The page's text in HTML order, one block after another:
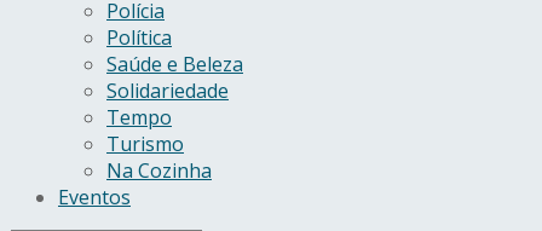
Polícia
Política
Saúde e Beleza
Solidariedade
Tempo
Turismo
Na Cozinha
Eventos